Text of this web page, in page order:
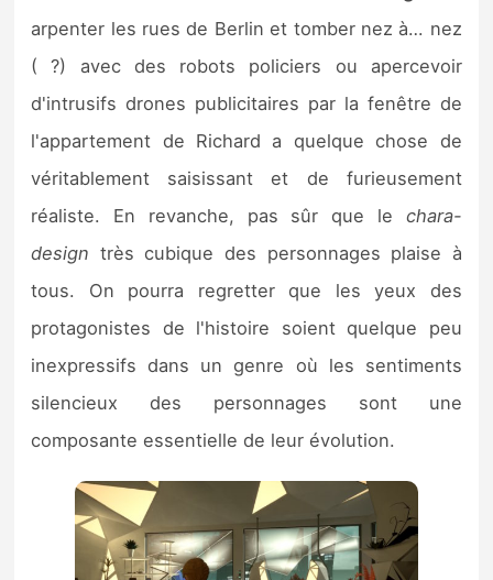
arpenter les rues de Berlin et tomber nez à… nez
( ?) avec des robots policiers ou apercevoir
d'intrusifs drones publicitaires par la fenêtre de
l'appartement de Richard a quelque chose de
véritablement saisissant et de furieusement
réaliste. En revanche, pas sûr que le chara-
design très cubique des personnages plaise à
tous. On pourra regretter que les yeux des
protagonistes de l'histoire soient quelque peu
inexpressifs dans un genre où les sentiments
silencieux des personnages sont une
composante essentielle de leur évolution.